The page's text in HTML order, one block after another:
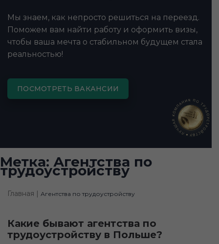
Мы знаем, как непросто решиться на переезд.
Поможем вам найти работу и оформить визы,
чтобы ваша мечта о стабильном будущем стала
реальностью!
ПОСМОТРЕТЬ ВАКАНСИИ
Метка: Агентства по
трудоустройству
Главная | Агентства по трудоустройству
Какие бывают агентства по
трудоустройству в Польше?